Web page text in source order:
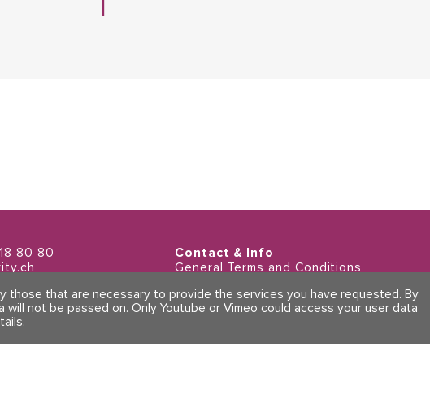
80 80
Contact & Info
General Terms and Conditions
those that are necessary to provide the services you have requested. By
not be passed on. Only Youtube or Vimeo could access your user data
.